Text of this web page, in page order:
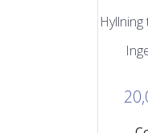
Hyllning